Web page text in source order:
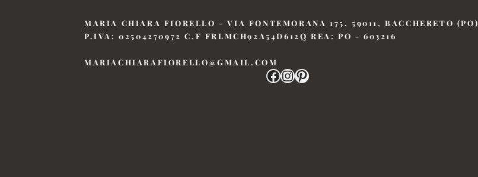
MARIA CHIARA FIORELLO - VIA FONTEMORANA 175, 59011, BACCHERETO (PO)
P.IVA: 02504270972 C.F FRLMCH92A54D612Q REA: PO - 603216
MARIACHIARAFIORELLO@GMAIL.COM